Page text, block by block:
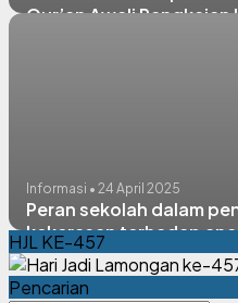
Qur’an Awali
Informasi • 24 April 2025
Peran sekolah dalam
kekerasan terhadap
HJL KE-457
Pencarian